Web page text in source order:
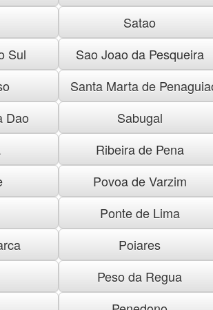
Satao
Sul
Sao Joao da Pesqueira
Santa Marta de
Dao
Sabugal
Ribeira de Pena
Povoa de Varzim
Ponte de Lima
Poiares
Peso da Regua